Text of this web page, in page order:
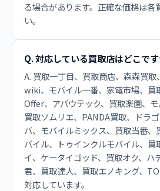
る場合があります。正確な価格は各
い。
Q. 対応している買取店はどこです
A. 買取一丁目、買取商店、森森買
wiki、モバイル一番、家電市場、買
Offer、アバウテック、買取楽園、モ
買取ソムリエ、PANDA買取、ドラ
バ、モバイルミックス、買取当番、
バイル、トゥインクルモバイル、買
イ、ケータイゴッド、買取オク、ハ
君、買取達人、買取エノキング、
対応しています。